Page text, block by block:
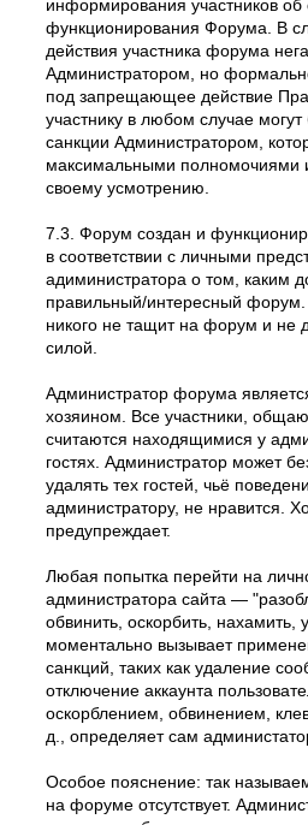
информирования участников
функционирования Форума. В
действия участника форума
Администратором, но
под запрещающее действие
участнику в любом случае
санкции Администратором,
максимальными полномочиями
своему усмотрению.
7.3. Форум создан и
в соответствии с личными
адиминистратора о том, каким
правильный/интересный
никого не тащит на форум и не
силой.
Администратор форума
хозяином. Все участники,
считаются находящимися у
гостях. Администратор может
удалять тех гостей, чьё
администратору, не нравится.
предупреждает.
Любая попытка перейти на
администратора сайта —
обвинить, оскорбить, нахамить,
моментально вызывает
санкций, таких как удаление
отключение аккаунта
оскорблением, обвинением,
д., определяет сам
Особое пояснение: так
на форуме отсутствует.